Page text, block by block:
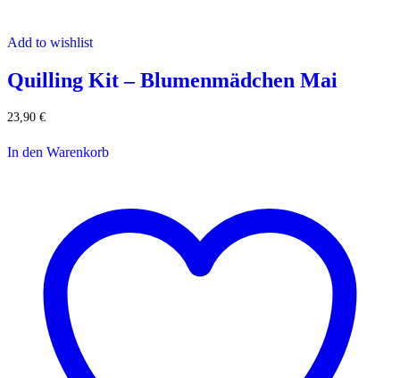
Add to wishlist
Quilling Kit – Blumenmädchen Mai
23,90 €
In den Warenkorb